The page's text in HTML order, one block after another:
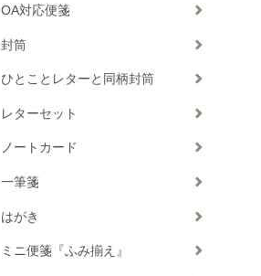
OA対応便箋
封筒
ひとことレターと同柄封筒
レターセット
ノートカード
一筆箋
はがき
ミニ便箋『ふみ揃え』